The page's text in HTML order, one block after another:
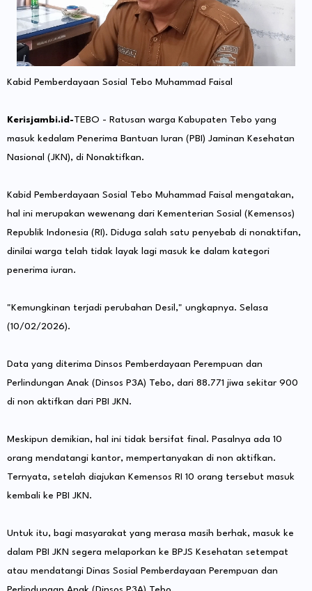
Kabid Pemberdayaan Sosial Tebo Muhammad Faisal
Kerisjambi.id-TEBO - Ratusan warga Kabupaten Tebo yang
masuk kedalam Penerima Bantuan Iuran (PBI) Jaminan Kesehatan
Nasional (JKN), di Nonaktifkan.
Kabid Pemberdayaan Sosial Tebo Muhammad Faisal mengatakan,
hal ini merupakan wewenang dari Kementerian Sosial (Kemensos)
Republik Indonesia (RI). Diduga salah satu penyebab di nonaktifan,
dinilai warga telah tidak layak lagi masuk ke dalam kategori
penerima iuran.
"Kemungkinan terjadi perubahan Desil," ungkapnya. Selasa
(10/02/2026).
Data yang diterima Dinsos Pemberdayaan Perempuan dan
Perlindungan Anak (Dinsos P3A) Tebo, dari 88.771 jiwa sekitar 900
di non aktifkan dari PBI JKN.
Meskipun demikian, hal ini tidak bersifat final. Pasalnya ada 10
orang mendatangi kantor, mempertanyakan di non aktifkan.
Ternyata, setelah diajukan Kemensos RI 10 orang tersebut masuk
kembali ke PBI JKN.
Untuk itu, bagi masyarakat yang merasa masih berhak, masuk ke
dalam PBI JKN segera melaporkan ke BPJS Kesehatan setempat
atau mendatangi Dinas Sosial Pemberdayaan Perempuan dan